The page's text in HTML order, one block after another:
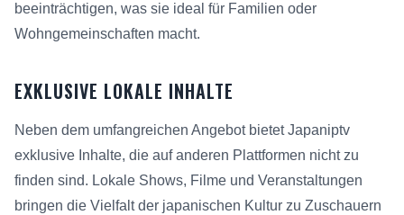
beeinträchtigen, was sie ideal für Familien oder
Wohngemeinschaften macht.
EXKLUSIVE LOKALE INHALTE
Neben dem umfangreichen Angebot bietet Japaniptv
exklusive Inhalte, die auf anderen Plattformen nicht zu
finden sind. Lokale Shows, Filme und Veranstaltungen
bringen die Vielfalt der japanischen Kultur zu Zuschauern